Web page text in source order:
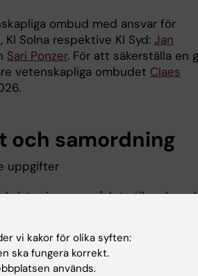
ombud med ansvar för
Solna respektive KI Syd: Jan
Sari Ponzer. För att säkerställa en
vetenskapliga ombudet Claes
och samordning
uppgifter
inom området etik och god
förbättringar till KI:s ledning
lednings- och verksamhetsstöd
samt
att stärka god forskningssed.
vi kakor för olika syften:
ska fungera korrekt.
används.